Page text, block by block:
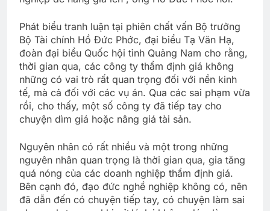
Phát biểu tranh luận tại phiên chất vấn Bộ trưởng
Bộ Tài chính Hồ Đức Phớc, đại biểu Tạ Văn Hạ,
đoàn đại biểu Quốc hội tỉnh Quảng Nam cho rằng,
thời gian qua, các công ty thẩm định giá không
những có vai trò rất quan trọng đối với nền kinh
tế, mà cả đối với các vụ án. Qua các sai phạm vừa
rồi, cho thấy, một số công ty đã tiếp tay cho
chuyện dìm giá hoặc nâng giá tài sản.
Nguyên nhân có rất nhiều và một trong những
nguyên nhân quan trọng là thời gian qua, gia tăng
quá nóng của các doanh nghiệp thẩm định giá.
Bên cạnh đó, đạo đức nghề nghiệp không có, nên
đã dẫn đến có chuyện tiếp tay, có chuyện làm sai